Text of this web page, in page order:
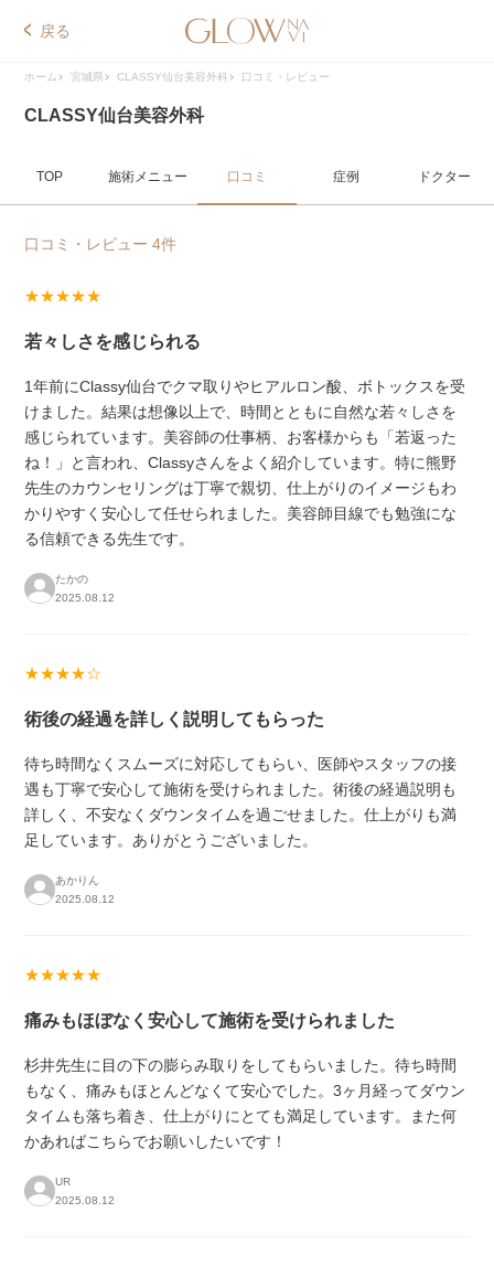
戻る
ホーム 宮城県 CLASSY仙台美容外科 口コミ・レビュー
CLASSY仙台美容外科
TOP 施術メニュー 口コミ 症例 ドクター
口コミ・レビュー 4件
★★★★★
若々しさを感じられる
1年前にClassy仙台でクマ取りやヒアルロン酸、ボトックスを受
けました。結果は想像以上で、時間とともに自然な若々しさを
感じられています。美容師の仕事柄、お客様からも「若返った
ね！」と言われ、Classyさんをよく紹介しています。特に熊野
先生のカウンセリングは丁寧で親切、仕上がりのイメージもわ
かりやすく安心して任せられました。美容師目線でも勉強にな
る信頼できる先生です。
たかの
2025.08.12
★★★★☆
術後の経過を詳しく説明してもらった
待ち時間なくスムーズに対応してもらい、医師やスタッフの接
遇も丁寧で安心して施術を受けられました。術後の経過説明も
詳しく、不安なくダウンタイムを過ごせました。仕上がりも満
足しています。ありがとうございました。
あかりん
2025.08.12
★★★★★
痛みもほぼなく安心して施術を受けられました
杉井先生に目の下の膨らみ取りをしてもらいました。待ち時間
もなく、痛みもほとんどなくて安心でした。3ヶ月経ってダウン
タイムも落ち着き、仕上がりにとても満足しています。また何
かあればこちらでお願いしたいです！
UR
2025.08.12